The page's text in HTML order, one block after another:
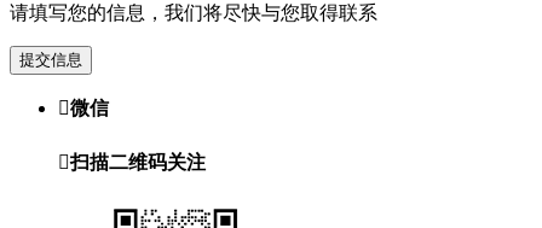
请填写您的信息，我们将尽快与您取得联系
提交信息
微信
扫描二维码关注